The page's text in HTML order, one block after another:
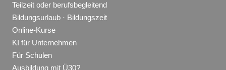
Teilzeit oder berufsbegleitend
Bildungsurlaub · Bildungszeit
Online-Kurse
KI für Unternehmen
Für Schulen
Ausbildung mit Ü30?